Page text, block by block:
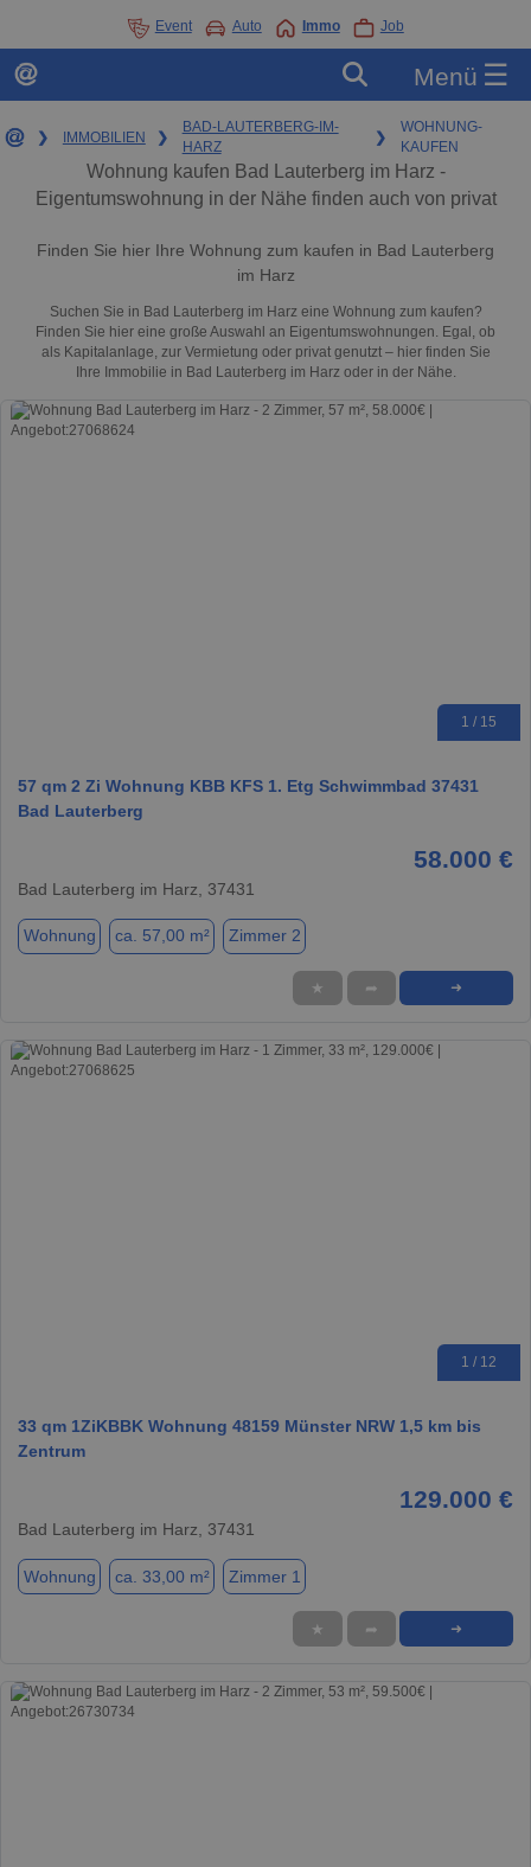
Event Auto Immo Job
Menü ☰
❯ IMMOBILIEN ❯
BAD-LAUTERBERG-IM-
HARZ
❯
WOHNUNG-
KAUFEN
Wohnung kaufen Bad Lauterberg im Harz -
Eigentumswohnung in der Nähe finden auch von privat
Finden Sie hier Ihre Wohnung zum kaufen in Bad Lauterberg
im Harz
Suchen Sie in Bad Lauterberg im Harz eine Wohnung zum kaufen?
Finden Sie hier eine große Auswahl an Eigentumswohnungen. Egal, ob
als Kapitalanlage, zur Vermietung oder privat genutzt – hier finden Sie
Ihre Immobilie in Bad Lauterberg im Harz oder in der Nähe.
1 / 15
57 qm 2 Zi Wohnung KBB KFS 1. Etg Schwimmbad 37431
Bad Lauterberg
58.000 €
Bad Lauterberg im Harz, 37431
Wohnung ca. 57,00 m² Zimmer 2
★ ➦ ➜
1 / 12
33 qm 1ZiKBBK Wohnung 48159 Münster NRW 1,5 km bis
Zentrum
129.000 €
Bad Lauterberg im Harz, 37431
Wohnung ca. 33,00 m² Zimmer 1
★ ➦ ➜